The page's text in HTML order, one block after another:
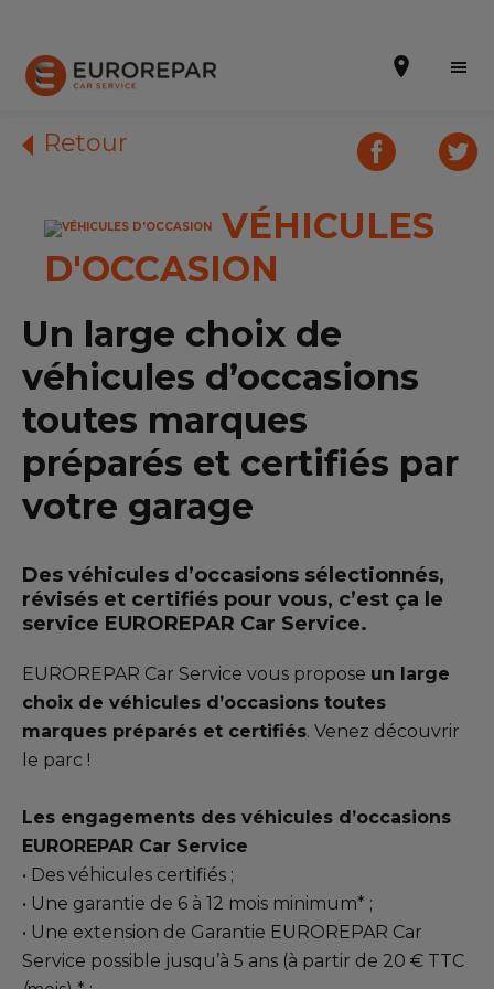
Prendre un rendez-vous
Devis en ligne
Nos prestations
Nos promotions
Notre enseigne
Nos garages
Notre actualité
Vidange
Mécanique
Pré-contrôle technique
Kit de distribution
Echappement
Réparation pièces électroniques
Visibilité
Retour
VÉHICULES
D'OCCASION
Un large choix de
véhicules d’occasions
toutes marques
préparés et certifiés par
votre garage
Des véhicules d’occasions sélectionnés,
révisés et certifiés pour vous, c’est ça le
service EUROREPAR Car Service.
EUROREPAR Car Service vous propose un large
choix de véhicules d’occasions toutes
marques préparés et certifiés. Venez découvrir
le parc !
Les engagements des véhicules d’occasions
EUROREPAR Car Service
• Des véhicules certifiés ;
• Une garantie de 6 à 12 mois minimum* ;
• Une extension de Garantie EUROREPAR Car
Service possible jusqu’à 5 ans (à partir de 20 € TTC